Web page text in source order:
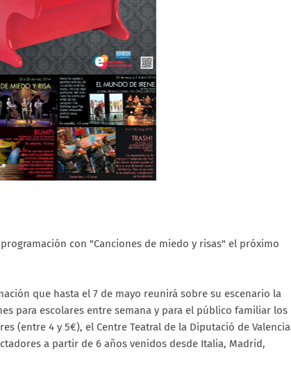
con "Canciones de miedo y risas" el próximo
que hasta el 7 de mayo reunirá sobre su escenario la
para escolares entre semana y para el público familiar los
(entre 4 y 5€), el Centre Teatral de la Diputació de Valencia
a partir de 6 años venidos desde Italia, Madrid,